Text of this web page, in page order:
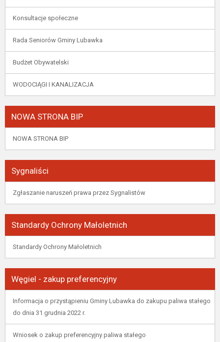
Konsultacje społeczne
Rada Seniorów Gminy Lubawka
Budżet Obywatelski
WODOCIĄGI I KANALIZACJA
NOWA STRONA BIP
NOWA STRONA BIP
Sygnaliści
Zgłaszanie naruszeń prawa przez Sygnalistów
Standardy Ochrony Małoletnich
Standardy Ochrony Małoletnich
Węgiel - zakup preferencyjny
Informacja o przystąpieniu Gminy Lubawka do zakupu paliwa stałego
do dnia 31 grudnia 2022 r.
Wniosek o zakup preferencyjny paliwa stałego